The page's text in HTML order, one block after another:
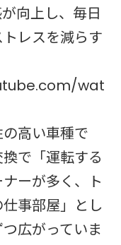
向上し、毎日
レスを減らす
wat
高い車種で
で「運転する
ーが多く、ト
事部屋」とし
広がっていま